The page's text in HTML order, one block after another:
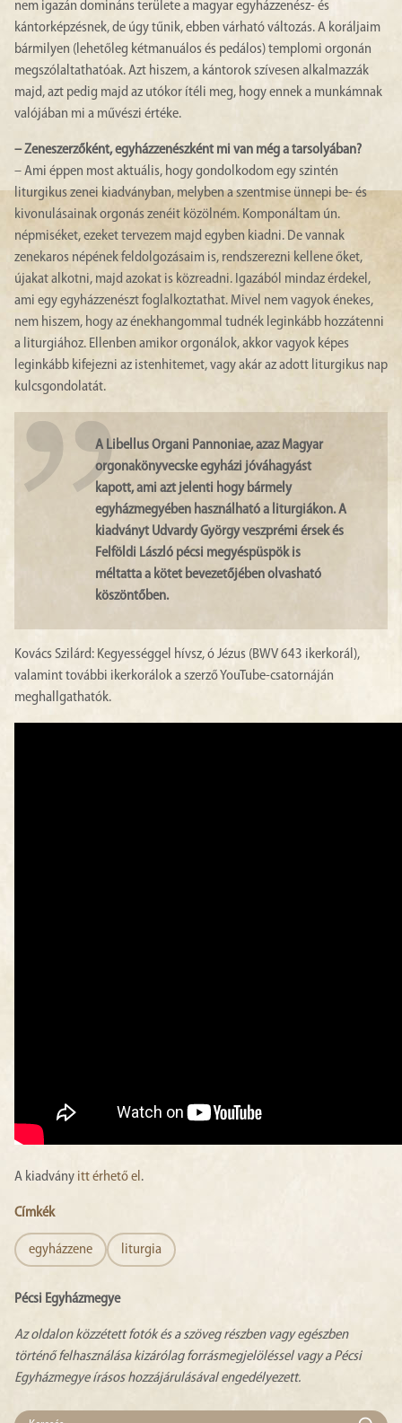
nem igazán domináns területe a magyar egyházzenész- és
kántorképzésnek, de úgy tűnik, ebben várható változás. A koráljaim
bármilyen (lehetőleg kétmanuálos és pedálos) templomi orgonán
megszólaltathatóak. Azt hiszem, a kántorok szívesen alkalmazzák
majd, azt pedig majd az utókor ítéli meg, hogy ennek a munkámnak
valójában mi a művészi értéke.
– Zeneszerzőként, egyházzenészként mi van még a tarsolyában?
– Ami éppen most aktuális, hogy gondolkodom egy szintén
liturgikus zenei kiadványban, melyben a szentmise ünnepi be- és
kivonulásainak orgonás zenéit közölném. Komponáltam ún.
népmiséket, ezeket tervezem majd egyben kiadni. De vannak
zenekaros népének feldolgozásaim is, rendszerezni kellene őket,
újakat alkotni, majd azokat is közreadni. Igazából mindaz érdekel,
ami egy egyházzenészt foglalkoztathat. Mivel nem vagyok énekes,
nem hiszem, hogy az énekhangommal tudnék leginkább hozzátenni
a liturgiához. Ellenben amikor orgonálok, akkor vagyok képes
leginkább kifejezni az istenhitemet, vagy akár az adott liturgikus nap
kulcsgondolatát.
A Libellus Organi Pannoniae, azaz Magyar
orgonakönyvecske egyházi jóváhagyást
kapott, ami azt jelenti hogy bármely
egyházmegyében használható a liturgiákon. A
kiadványt Udvardy György veszprémi érsek és
Felföldi László pécsi megyéspüspök is
méltatta a kötet bevezetőjében olvasható
köszöntőben.
Kovács Szilárd: Kegyességgel hívsz, ó Jézus (BWV 643 ikerkorál),
valamint további ikerkorálok a szerző YouTube-csatornáján
meghallgathatók.
A kiadvány itt érhető el .
Címkék
egyházzene liturgia
Pécsi Egyházmegye
Az oldalon közzétett fotók és a szöveg részben vagy egészben
történő felhasználása kizárólag forrásmegjelöléssel vagy a Pécsi
Egyházmegye írásos hozzájárulásával engedélyezett.